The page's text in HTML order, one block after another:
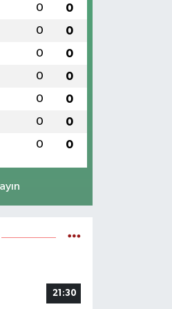
0 0
0 0
0 0
0 0
0 0
0 0
0 0
21:30